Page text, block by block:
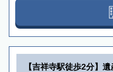
【吉祥寺駅徒歩2分】